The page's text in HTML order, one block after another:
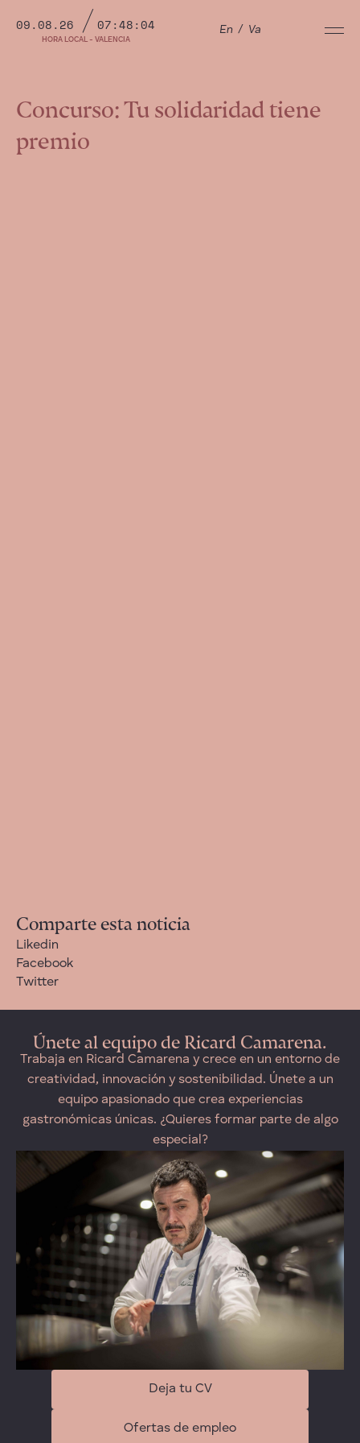
09.08.26 07:48:05
HORA LOCAL - VALENCIA
En / Va
Concurso: Tu solidaridad tiene
premio
Comparte esta noticia
Likedin
Facebook
Twitter
Únete al equipo de Ricard Camarena.
Trabaja en Ricard Camarena y crece en un entorno de
creatividad, innovación y sostenibilidad. Únete a un
equipo apasionado que crea experiencias
gastronómicas únicas. ¿Quieres formar parte de algo
especial?
Deja tu CV
Ofertas de empleo